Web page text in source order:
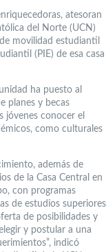
atesoran
del Norte (UCN)
movilidad estudiantil
(PIE) de esa casa
ha puesto al
planes y becas
jóvenes conocer el
como culturales
además de
de la Casa Central en
con programas
de estudios superiores
de posibilidades y
y postular a una
indicó